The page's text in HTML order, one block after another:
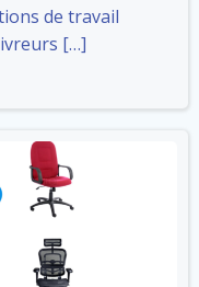
de travail
[…]